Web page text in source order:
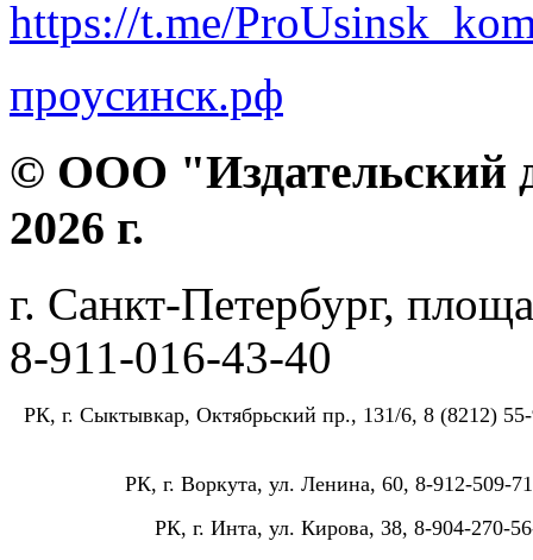
https://t.me/
проусинск.рф
© ООО "Издательский
2026 г.
г. Санкт-Петербург,
8-911-016-43-40
РК, г. Сыктывкар, Октябрьский пр., 131/6, 8 (8212)
РК, г. Воркута, ул. Ленина, 60, 8-912-509-
РК, г. Инта, ул. Кирова, 38, 8-904-270-